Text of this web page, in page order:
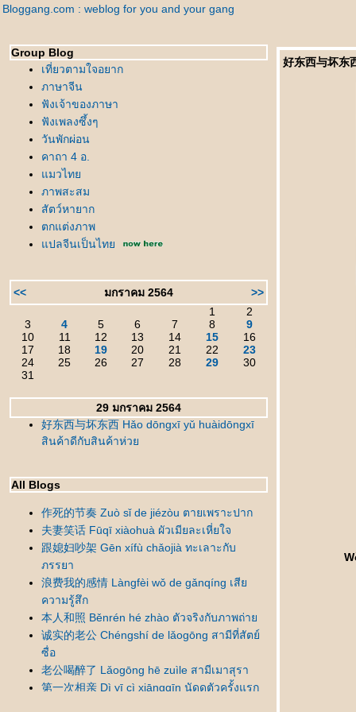
Bloggang.com : weblog for you and your gang
Group Blog
เที่ยวตามใจอยาก
ภาษาจีน
ฟังเจ้าของภาษา
ฟังเพลงซึ้งๆ
วันพักผ่อน
คาถา 4 อ.
มวไท
ภาพสะสม
สัตว์หายาก
ตกแต่งภาพ
ปลจีนเป็นไท
<< มกราคม 2564
>>
1
2
3
4 5 6 7 8
9
10
11 12 13 14 15
16
17
18 19 20 21 22
23
24
25 26 27 28 29
30
31
29 มกราคม 2564
好东西与坏东西 Hǎo dōngxī yǔ huàidōngxī
สินค้าดีกับสินค้าห่ว
All Blogs
作死的节奏 Zuò sǐ de jiézòu ตายเพราะปาก
夫妻笑话 Fūqī xiàohuà ผัวเมียละเหี่ยใจ
跟媳妇吵架 Gēn xífù chǎojià ทะเลาะกับ
ภรรยา
浪费我的感情 Làngfèi wǒ de gǎnqíng เสี
ความรู้สึก
本人和照 Běnrén hé zhào ตัวจริงกับภาพถ่า
诚实的老公 Chéngshí de lǎogōng สามีที่สัตย์
ซื่อ
老公喝醉了 Lǎogōng hē zuìle สามีเมาสุรา
第一次相亲 Dì yī cì xiāngqīn นัดดูตัวครั้งแรก
好东西与坏